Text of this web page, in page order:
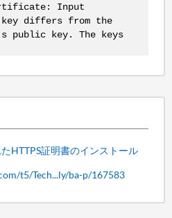
Input
differs from the
key. The keys
HTTPS証明書のインストール
t5/Tech...ly/ba-p/167583